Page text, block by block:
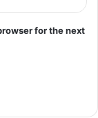
for the next